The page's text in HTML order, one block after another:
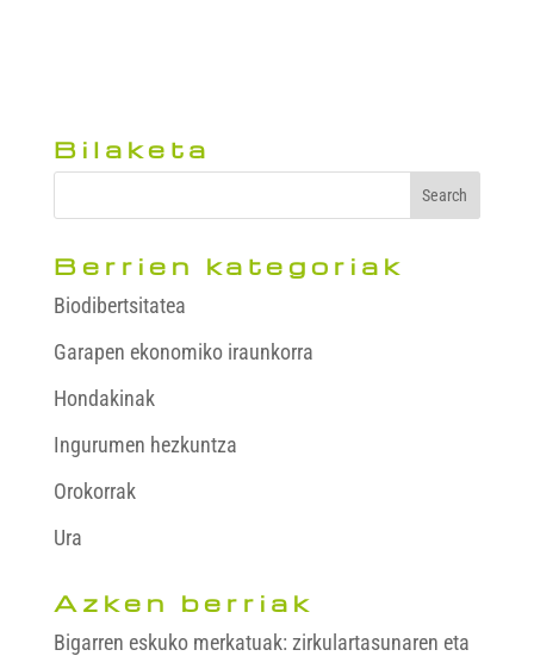
Bilaketa
Berrien kategoriak
Biodibertsitatea
Garapen ekonomiko iraunkorra
Hondakinak
Ingurumen hezkuntza
Orokorrak
Ura
Azken berriak
Bigarren eskuko merkatuak: zirkulartasunaren eta